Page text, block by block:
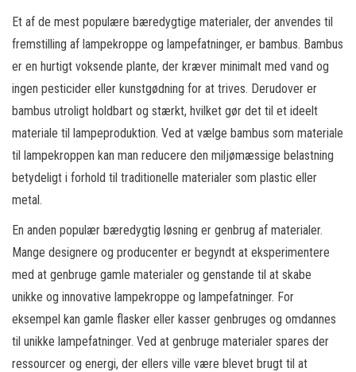
Et af de mest populære bæredygtige materialer, der anvendes til
fremstilling af lampekroppe og lampefatninger, er bambus. Bambus
er en hurtigt voksende plante, der kræver minimalt med vand og
ingen pesticider eller kunstgødning for at trives. Derudover er
bambus utroligt holdbart og stærkt, hvilket gør det til et ideelt
materiale til lampeproduktion. Ved at vælge bambus som materiale
til lampekroppen kan man reducere den miljømæssige belastning
betydeligt i forhold til traditionelle materialer som plastic eller
metal.
En anden populær bæredygtig løsning er genbrug af materialer.
Mange designere og producenter er begyndt at eksperimentere
med at genbruge gamle materialer og genstande til at skabe
unikke og innovative lampekroppe og lampefatninger. For
eksempel kan gamle flasker eller kasser genbruges og omdannes
til unikke lampefatninger. Ved at genbruge materialer spares der
ressourcer og energi, der ellers ville være blevet brugt til at